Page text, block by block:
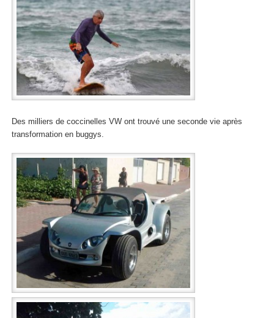
Des milliers de coccinelles VW ont trouvé une seconde vie après
transformation en buggys.